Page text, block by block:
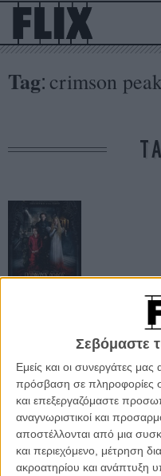
Σεβόμαστε
Εμείς και οι συνεργάτες
πρόσβαση σε πληροφορίες
και επεξεργαζόμαστε
αναγνωριστικοί και
αποστέλλονται από μια
και περιεχόμενο, μέτρηση
ακροατηρίου και ανάπτυξη
Tag: crimson
Ετσι βλέπει την
Τόρο
ΝΕΑ /19 ΔΕΚ 2014 / Λήδα